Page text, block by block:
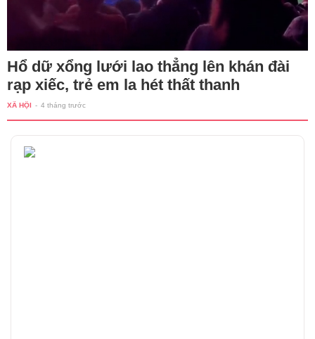
Hổ dữ xổng lưới lao thẳng lên khán đài
rạp xiếc, trẻ em la hét thất thanh
XÃ HỘI - 4 tháng trước